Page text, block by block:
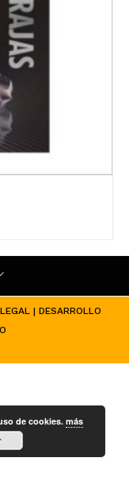
| DESARROLLO
de cookies.más